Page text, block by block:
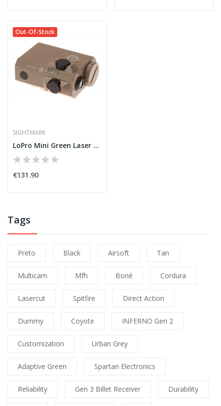
Tags
Preto Black Airsoft Tan
Multicam Mfh Boné Cordura
Lasercut Spitfire Direct Action
Dummy Coyote INFERNO Gen 2
Customization Urban Grey
Adaptive Green Spartan Electronics
Reliability Gen 3 Billet Receiver Durability
Out-Of-Stock
SIGHTMARK
LoPro Mini Green Laser [Sightmark]
€131.90